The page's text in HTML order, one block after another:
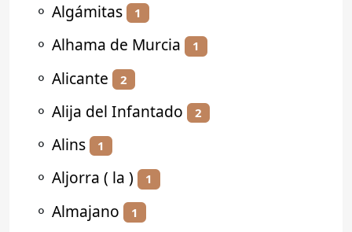
⚬ Algámitas 1
⚬ Alhama de Murcia 1
⚬ Alicante 2
⚬ Alija del Infantado 2
⚬ Alins 1
⚬ Aljorra ( la ) 1
⚬ Almajano 1